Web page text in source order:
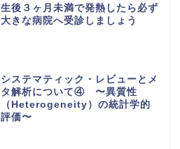
生後３ヶ月未満で発熱したら必ず
大きな病院へ受診しましょう
システマティック・レビューとメ
タ解析について④ 〜異質性
（Heterogeneity）の統計学的
評価〜